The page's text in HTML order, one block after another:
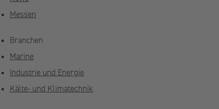
Messen
Branchen
Marine
Industrie und Energie
Kälte- und Klimatechnik